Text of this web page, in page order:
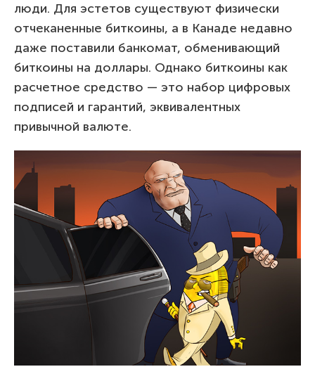
люди. Для эстетов существуют физически
отчеканенные биткоины, а в Канаде недавно
даже поставили банкомат, обменивающий
биткоины на доллары. Однако биткоины как
расчетное средство — это набор цифровых
подписей и гарантий, эквивалентных
привычной валюте.